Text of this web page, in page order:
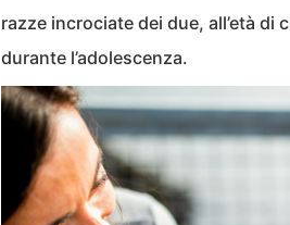
razze incrociate dei due, all’età di
durante l’adolescenza.